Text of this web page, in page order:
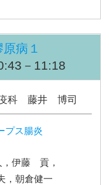
病１
－11:18
疫科 藤井 博司
プス腸炎
，伊藤 貢，
，朝倉健一